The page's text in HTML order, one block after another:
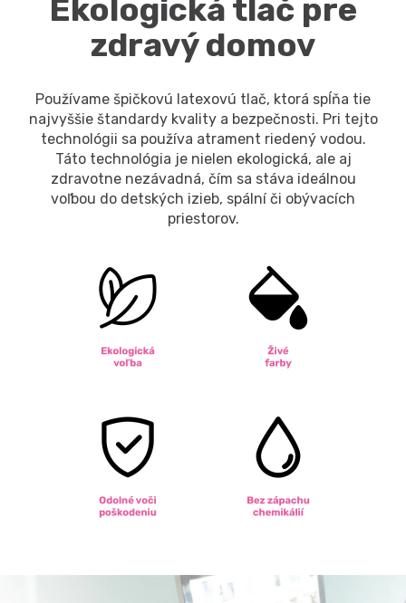
Ekologická tlač pre
zdravý domov
Používame špičkovú latexovú tlač, ktorá spĺňa tie
najvyššie štandardy kvality a bezpečnosti. Pri tejto
technológii sa používa atrament riedený vodou.
Táto technológia je nielen ekologická, ale aj
zdravotne nezávadná, čím sa stáva ideálnou
voľbou do detských izieb, spální či obývacích
priestorov.